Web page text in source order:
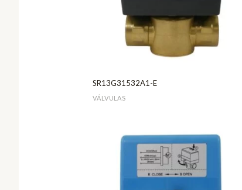
SR13G31532A1-E
VÁLVULAS